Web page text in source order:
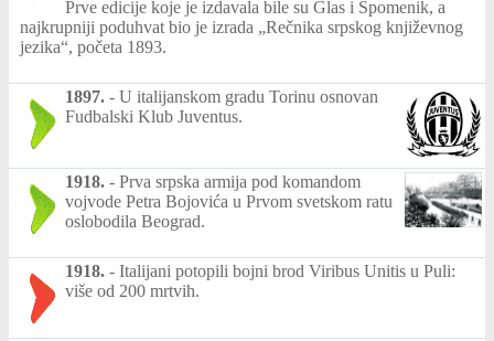
Prve edicije koje je izdavala bile su Glas i Spomenik, a
najkrupniji poduhvat bio je izrada „Rečnika srpskog književnog
jezika“, početa 1893.
1897. - U italijanskom gradu Torinu osnovan
Fudbalski Klub Juventus.
1918. - Prva srpska armija pod komandom
vojvode Petra Bojovića u Prvom svetskom ratu
oslobodila Beograd.
1918. - Italijani potopili bojni brod Viribus Unitis u Puli:
više od 200 mrtvih.